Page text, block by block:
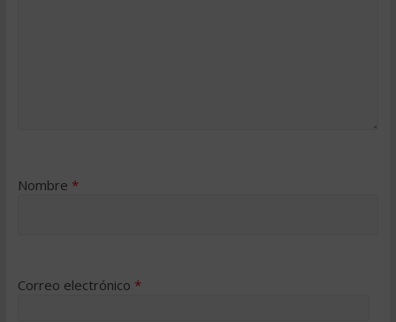
Nombre *
Correo electrónico *